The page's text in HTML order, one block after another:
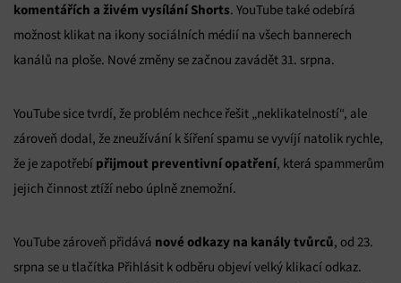
komentářích a živém vysílání Shorts. YouTube také odebírá
možnost klikat na ikony sociálních médií na všech bannerech
kanálů na ploše. Nové změny se začnou zavádět 31. srpna.
YouTube sice tvrdí, že problém nechce řešit „neklikatelností“, ale
zároveň dodal, že zneužívání k šíření spamu se vyvíjí natolik rychle,
že je zapotřebí přijmout preventivní opatření, která spammerům
jejich činnost ztíží nebo úplně znemožní.
YouTube zároveň přidává nové odkazy na kanály tvůrců, od 23.
srpna se u tlačítka Přihlásit k odběru objeví velký klikací odkaz.